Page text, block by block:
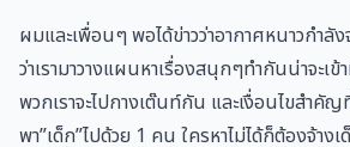
ผมและเพื่อนๆ พอได้ข่าวว่าอากาศหนาวกำลัง
ว่าเรามาวางแผนหาเรื่องสนุกๆทำกันน่าจะเข้
พวกเราจะไปกางเต๊นท์กัน และเงื่อนไขสำคัญ
พา”เด็ก”ไปด้วย 1 คน ใครหาไม่ได้ก็ต้องจ้าง